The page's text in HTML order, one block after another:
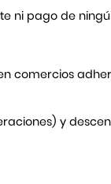
ni pago de
comercios
y